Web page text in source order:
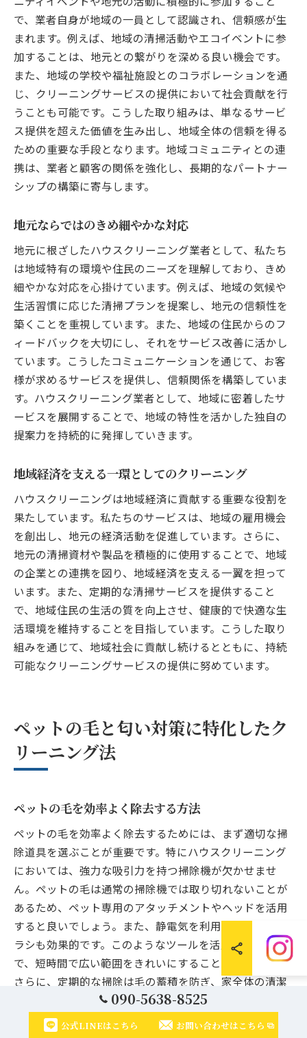
で、業者自身が地域の一員として認識され、信頼感が生
まれます。例えば、地域の清掃活動やエコイベントに参
加することは、地元との繋がりを深める良い機会です。
また、地域の学校や福祉施設とのコラボレーションを通
じ、クリーニングサービスの提供において社会貢献を行
うことも可能です。こうした取り組みは、単なるサービ
ス提供を超えた価値を生み出し、地域全体の信頼を得る
ための重要な手段となります。地域コミュニティとの連
携は、業者と顧客の関係を強化し、長期的なパートナー
シップの構築に寄与します。
地元ならではのきめ細やかな対応
地元に根ざしたハウスクリーニング業者として、私たち
は地域特有の環境や住民のニーズを理解しており、きめ
細やかな対応を心掛けています。例えば、地域の気候や
生活習慣に応じた清掃プランを提案し、地元の信頼性を
築くことを重視しています。また、地域の住民からのフ
ィードバックを大切にし、それをサービス改善に活かし
ています。こうしたコミュニケーションを通じて、お客
様が求めるサービスを提供し、信頼関係を構築していま
す。ハウスクリーニング業者として、地域に密着したサ
ービスを展開することで、地域の特性を活かした独自の
提案力を持続的に発揮していきます。
地域経済を支える一環としてのクリーニング
ハウスクリーニングは地域経済に貢献する重要な役割を
果たしています。私たちのサービスは、地域の雇用機会
を創出し、地元の経済活動を促進しています。さらに、
地元の清掃資材や製品を積極的に使用することで、地域
の企業との連携を図り、地域経済を支える一翼を担って
います。また、定期的な清掃サービスを提供すること
で、地域住民の生活の質を向上させ、健康的で快適な生
活環境を維持することを目指しています。こうした取り
組みを通じて、地域社会に貢献し続けるとともに、持続
可能なクリーニングサービスの提供に努めています。
ペットの毛と匂い対策に特化したク
リーニング法
ペットの毛を効率よく除去する方法
ペットの毛を効率よく除去するためには、まず適切な掃
除道具を選ぶことが重要です。特にハウスクリーニング
においては、強力な吸引力を持つ掃除機が欠かせませ
ん。ペットの毛は通常の掃除機では取り切れないことが
あるため、ペット専用のアタッチメントやヘッドを活用
すると良いでしょう。また、静電気を利用した毛取りブ
ラシも効果的です。このようなツールを活用すること
で、短時間で広い範囲をきれいにすることが可能です。
さらに、定期的な掃除は毛の蓄積を防ぎ、家全体の清潔
を保つ上で重要です。090-5638-8525
公式LINEはこちら お問い合わせはこちら